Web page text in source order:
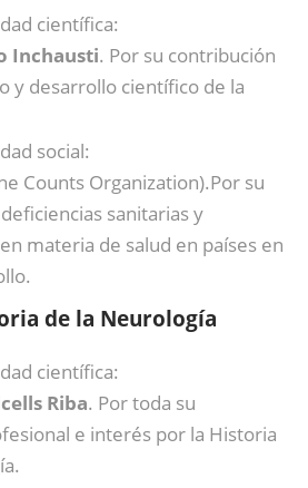
científica:
Inchausti. Por su contribución
y desarrollo científico de la
social:
Counts Organization).Por su
sanitarias y
materia de salud en países en
de la Neurología
científica:
Riba. Por toda su
e interés por la Historia